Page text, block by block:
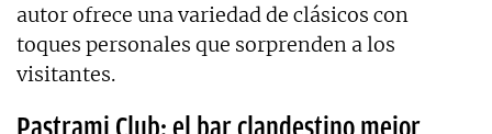
autor ofrece una variedad de clásicos con
toques personales que sorprenden a los
visitantes.
Pastrami Club: el bar clandestino mejor